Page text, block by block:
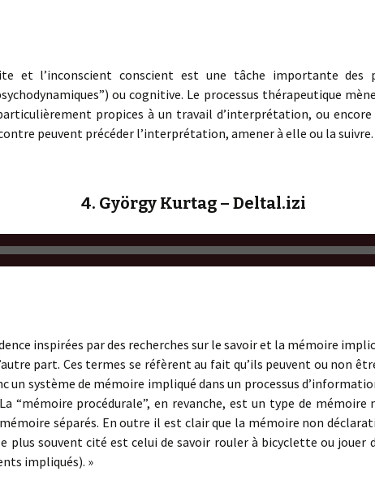
et l’inconscient conscient est une tâche importante des
ou cognitive. Le processus thérapeutique
propices à un travail d’interprétation, ou encore
peuvent précéder l’interprétation, amener à elle ou la suivre.
4. György Kurtag – Deltal.izi
inspirées par des recherches sur le savoir et la mémoire
part. Ces termes se réfèrent au fait qu’ils peuvent ou non
un système de mémoire impliqué dans un processus
“mémoire procédurale”, en revanche, est un type de mémoire
séparés. En outre il est clair que la mémoire non
plus souvent cité est celui de savoir rouler à bicyclette ou jouer
impliqués). »